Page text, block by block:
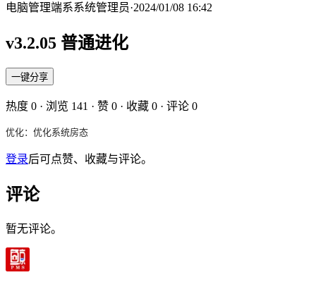
电脑管理端系系统管理员·2024/01/08 16:42
v3.2.05 普通进化
一键分享
热度 0 · 浏览 141 · 赞 0 · 收藏 0 · 评论 0
优化：优化系统房态
登录后可点赞、收藏与评论。
评论
暂无评论。